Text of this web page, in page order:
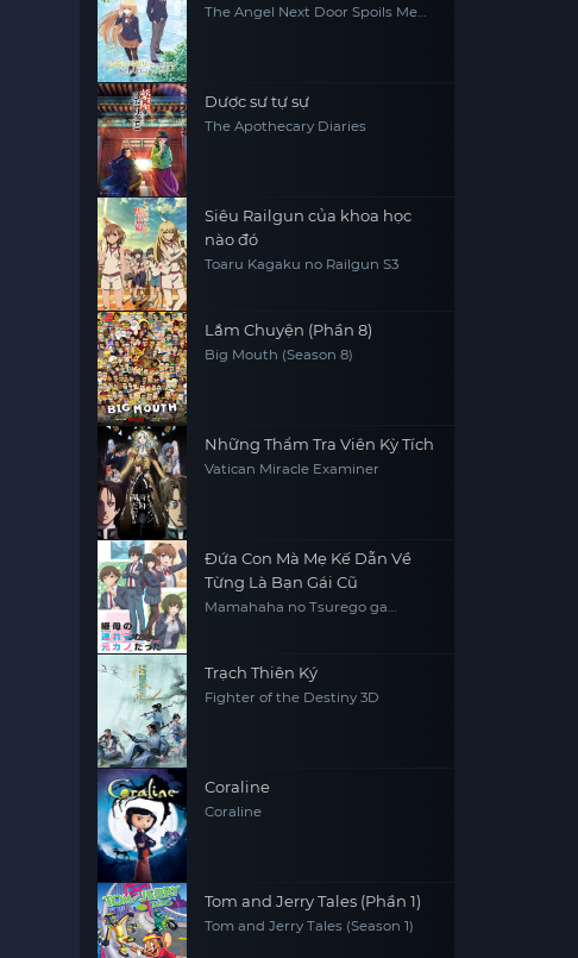
The Angel Next Door Spoils Me
Dược sư tự sự
The Apothecary Diaries
Siêu Railgun của khoa học
nào đó
Toaru Kagaku no Railgun S3
Lắm Chuyện (Phần 8)
Big Mouth (Season 8)
Những Thẩm Tra Viên Kỳ Tích
Vatican Miracle Examiner
Đứa Con Mà Mẹ Kế Dẫn Về
Từng Là Bạn Gái Cũ
Mamahaha no Tsurego ga
Trạch Thiên Ký
Fighter of the Destiny 3D
Coraline
Coraline
Tom and Jerry Tales (Phần 1)
Tom and Jerry Tales (Season 1)